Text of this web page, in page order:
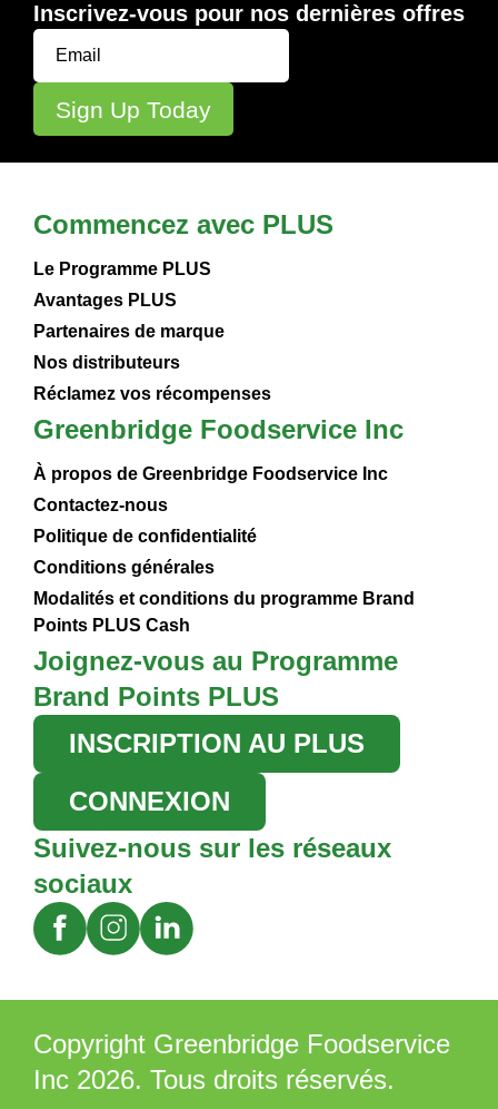
Inscrivez-vous pour nos dernières offres
Commencez avec PLUS
Le Programme PLUS
Avantages PLUS
Partenaires de marque
Nos distributeurs
Réclamez vos récompenses
Greenbridge Foodservice Inc
À propos de Greenbridge Foodservice Inc
Contactez-nous
Politique de confidentialité
Conditions générales
Modalités et conditions du programme Brand
Points PLUS Cash
Joignez-vous au Programme
Brand Points PLUS
INSCRIPTION AU PLUS
CONNEXION
Suivez-nous sur les réseaux
sociaux
Copyright Greenbridge Foodservice
Inc 2026. Tous droits réservés.